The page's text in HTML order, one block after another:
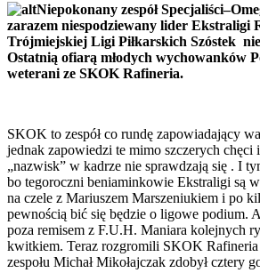
Niepokonany zespół
zarazem niespodziewany lider Ekstraligi
Trójmiejskiej Ligi Piłkarskich Szóstek
Ostatnią ofiarą młodych wychowanków
weterani ze SKOK Rafineria.
SKOK to zespół co rundę zapowiadający
jednak zapowiedzi te mimo szczerych chęci
„nazwisk” w kadrze nie sprawdzają się . I
bo tegoroczni beniaminkowie Ekstraligi są
na czele z Mariuszem Marszeniukiem i po
pewnością bić się będzie o ligowe podium.
poza remisem z F.U.H. Maniara kolejnych
kwitkiem. Teraz rozgromili SKOK Rafineria
zespołu Michał Mikołajczak zdobył cztery